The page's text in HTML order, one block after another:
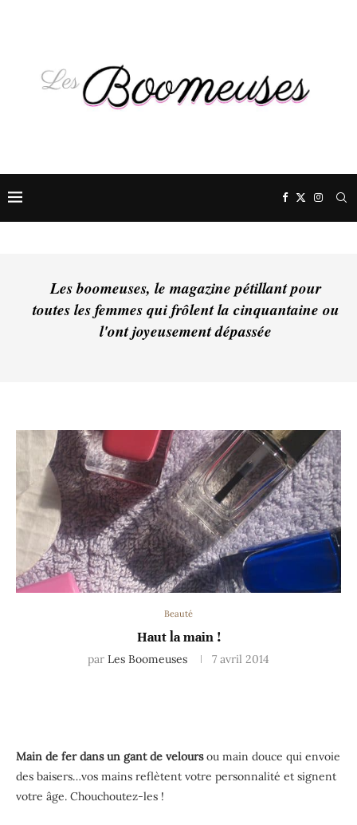
Les boomeuses, le magazine pétillant pour
toutes les femmes qui frôlent la cinquantaine ou
l'ont joyeusement dépassée
Beauté
Haut la main !
par Les Boomeuses 7 avril 2014
Main de fer dans un gant de veloursou main douce qui envoie
des baisers…vos mains reflètent votre personnalité et signent
votre âge. Chouchoutez-les !